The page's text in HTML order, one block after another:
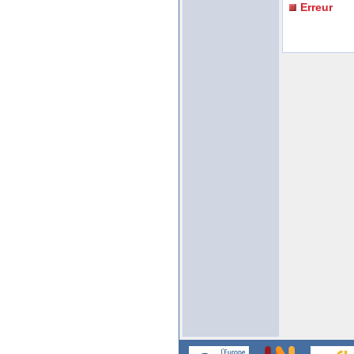
Erreur